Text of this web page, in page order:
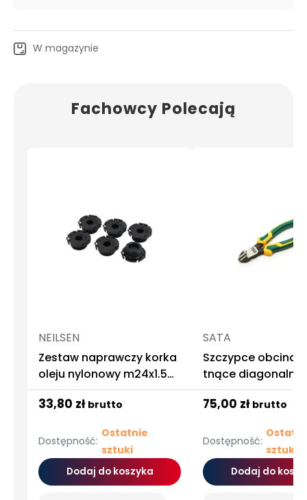
W magazynie
Fachowcy Polecają
NEILSEN
Zestaw naprawczy korka
oleju nylonowy m24x1.5
bmw
33,80 zł brutto
Dostępność:
Ostatnie
sztuki
Dodaj do koszyka
SATA
Szczypce
tnące diagonalne
boczne 6 " 150mm
Best Pliers
75,00 zł brutto
Dostępność:
sztuki
Dodaj do